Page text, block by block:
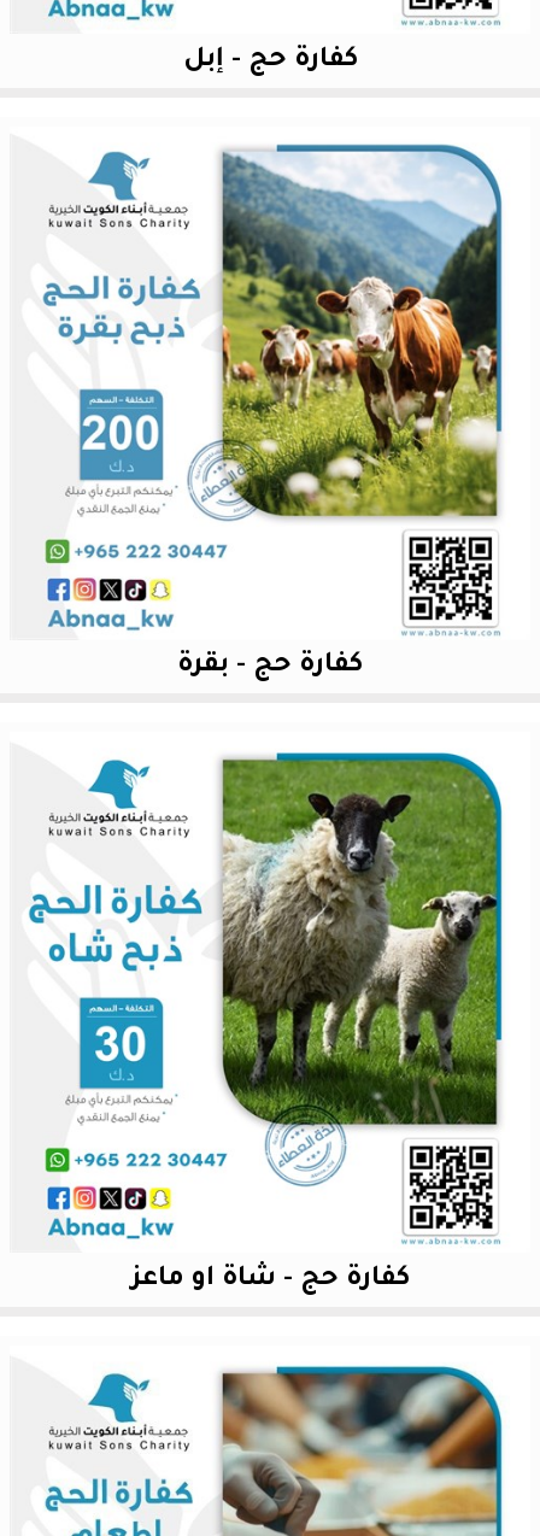
كفارة حج - إبل
كفارة حج - بقرة
كفارة حج - شاة او ماعز